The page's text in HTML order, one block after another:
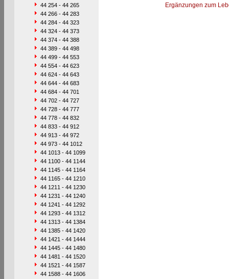
44 254 - 44 265
44 266 - 44 283
44 284 - 44 323
44 324 - 44 373
44 374 - 44 388
44 389 - 44 498
44 499 - 44 553
44 554 - 44 623
44 624 - 44 643
44 644 - 44 683
44 684 - 44 701
44 702 - 44 727
44 728 - 44 777
44 778 - 44 832
44 833 - 44 912
44 913 - 44 972
44 973 - 44 1012
44 1013 - 44 1099
44 1100 - 44 1144
44 1145 - 44 1164
44 1165 - 44 1210
44 1211 - 44 1230
44 1231 - 44 1240
44 1241 - 44 1292
44 1293 - 44 1312
44 1313 - 44 1384
44 1385 - 44 1420
44 1421 - 44 1444
44 1445 - 44 1480
44 1481 - 44 1520
44 1521 - 44 1587
44 1588 - 44 1606
Ergänzungen zum